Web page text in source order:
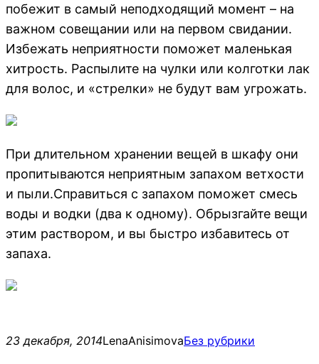
побежит в самый неподходящий момент – на
важном совещании или на первом свидании.
Избежать неприятности поможет маленькая
хитрость. Распылите на чулки или колготки лак
для волос, и «стрелки» не будут вам угрожать.
При длительном хранении вещей в шкафу они
пропитываются неприятным запахом ветхости
и пыли.Справиться с запахом поможет смесь
воды и водки (два к одному). Обрызгайте вещи
этим раствором, и вы быстро избавитесь от
запаха.
23 декабря, 2014LenaAnisimovaБез рубрики